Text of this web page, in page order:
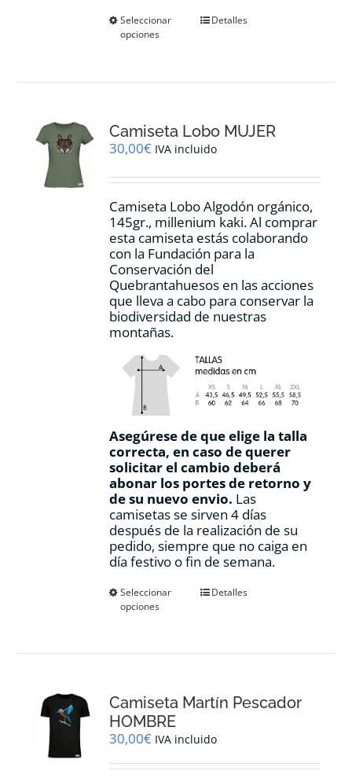
Seleccionar
opciones
Este
se
pueden
en
página
de
producto
Detalles
Camiseta Lobo MUJER
30,00€ IVA incluido
Camiseta Lobo Algodón orgánico,
145gr., millenium kaki. Al comprar
esta camiseta estás colaborando
con la Fundación para la
Conservación del
Quebrantahuesos en las acciones
que lleva a cabo para conservar la
biodiversidad de nuestras
montañas.
Asegúrese de que elige la talla
correcta, en caso de querer
solicitar el cambio deberá
abonar los portes de retorno y
de su nuevo envio. Las
camisetas se sirven 4 días
después de la realización de su
pedido, siempre que no caiga en
día festivo o fin de semana.
Seleccionar
opciones
Este
se
elegir
la
Detalles
Camiseta Martín Pescador
HOMBRE
30,00€ IVA incluido